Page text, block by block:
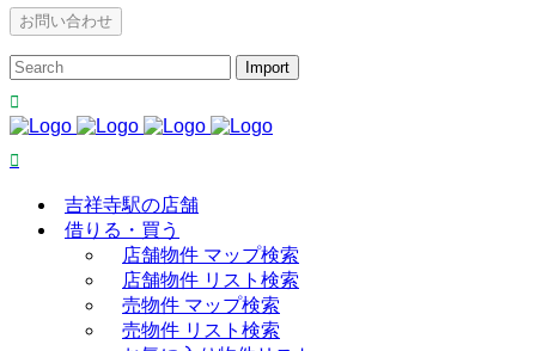
吉祥寺駅の店舗
借りる・買う
店舗物件 マップ検索
店舗物件 リスト検索
売物件 マップ検索
売物件 リスト検索